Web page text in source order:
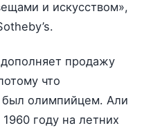
и искусством»,
дополняет продажу
что
был олимпийцем. Али
году на летних